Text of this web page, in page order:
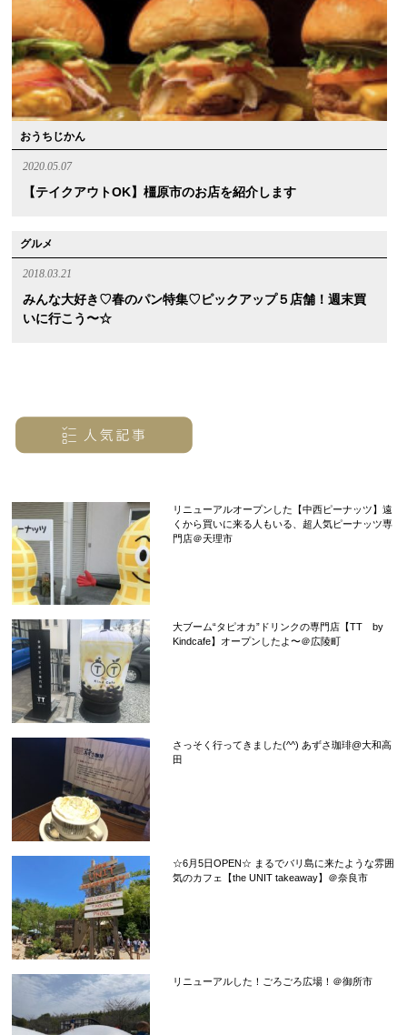
おうちじかん
2020.05.07
【テイクアウトOK】橿原市のお店を紹介します
グルメ
2018.03.21
みんな大好き♡春のパン特集♡ピックアップ５店舗！週末買
いに行こう〜☆
リニューアルオープンした【中西ピーナッツ】遠
くから買いに来る人もいる、超人気ピーナッツ専
門店＠天理市
大ブーム“タピオカ”ドリンクの専門店【TT by
Kindcafe】オープンしたよ〜＠広陵町
さっそく行ってきました(^^) あずさ珈琲@大和高
田
☆6月5日OPEN☆ まるでバリ島に来たような雰囲
気のカフェ【the UNIT takeaway】＠奈良市
リニューアルした！ごろごろ広場！＠御所市